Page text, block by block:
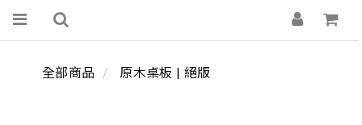
全部商品 原木桌板 | 絕版